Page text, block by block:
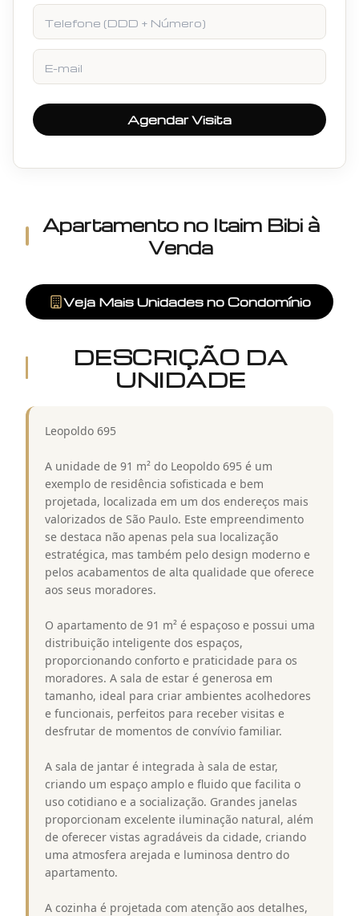
Apartamento no Itaim Bibi à
Venda
Veja Mais Unidades no Condomínio
DESCRIÇÃO DA
UNIDADE
Leopoldo 695
A unidade de 91 m² do Leopoldo 695 é um
exemplo de residência sofisticada e bem
projetada, localizada em um dos endereços mais
valorizados de São Paulo. Este empreendimento
se destaca não apenas pela sua localização
estratégica, mas também pelo design moderno e
pelos acabamentos de alta qualidade que oferece
aos seus moradores.
O apartamento de 91 m² é espaçoso e possui uma
distribuição inteligente dos espaços,
proporcionando conforto e praticidade para os
moradores. A sala de estar é generosa em
tamanho, ideal para criar ambientes acolhedores
e funcionais, perfeitos para receber visitas e
desfrutar de momentos de convívio familiar.
A sala de jantar é integrada à sala de estar,
criando um espaço amplo e fluido que facilita o
uso cotidiano e a socialização. Grandes janelas
proporcionam excelente iluminação natural, além
de oferecer vistas agradáveis da cidade, criando
uma atmosfera arejada e luminosa dentro do
apartamento.
A cozinha é projetada com atenção aos detalhes,
Telefone
E-mail
Agendar Visita